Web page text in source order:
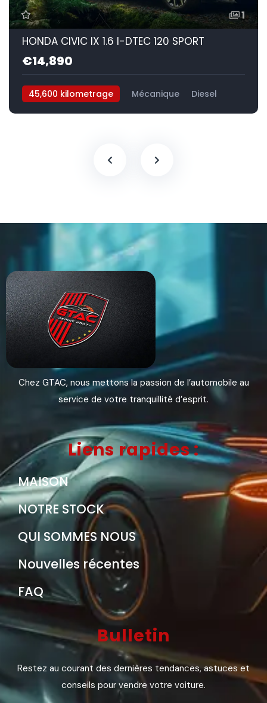
1
HONDA CIVIC IX 1.6 I-DTEC 120 SPORT
€14,890
45,600 kilometrage Mécanique Diesel
Chez GTAC, nous mettons la passion de l’automobile au
service de votre tranquillité d’esprit.
Liens rapides :
MAISON
NOTRE STOCK
QUI SOMMES NOUS
Nouvelles récentes
FAQ
Bulletin
Restez au courant des dernières tendances, astuces et
conseils pour vendre votre voiture.